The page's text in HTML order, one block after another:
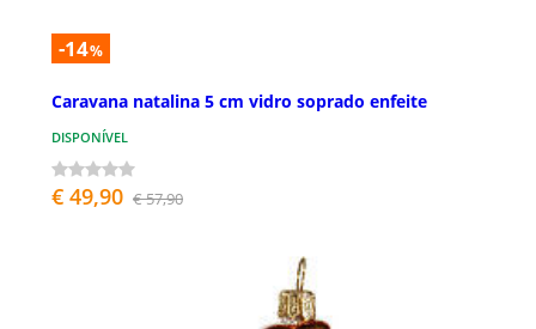
-14%
Caravana natalina 5 cm vidro soprado enfeite
DISPONÍVEL
€ 49,90 € 57,90